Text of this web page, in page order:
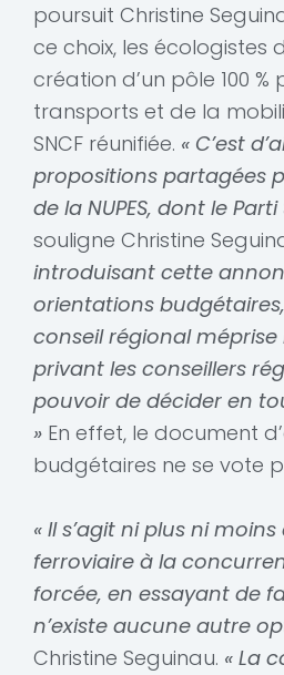
poursuit Christine
ce choix, les écologistes
création d’un pôle 100 %
transports et de la
SNCF réunifiée. « C’est
propositions partagées
de la NUPES, dont le
souligne Christine
introduisant cette
orientations
conseil régional
privant les conseillers
pouvoir de décider en
» En effet, le document
budgétaires ne se vote
« Il s’agit ni plus ni
ferroviaire à la
forcée, en essayant de
n’existe aucune autre
Christine Seguinau. « La